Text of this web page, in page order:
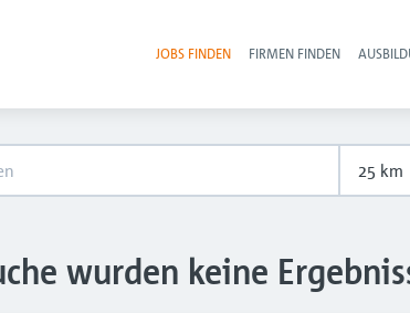
JOBS FINDEN FIRMEN FINDEN
wurden keine